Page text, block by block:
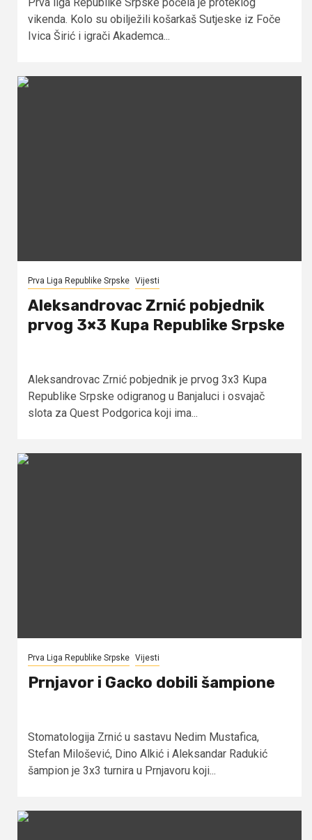
vikenda. Kolo su obilježili košarkaš Sutjeske iz Foče
Ivica Širić i igrači Akademca...
Prva Liga Republike Srpske Vijesti
Aleksandrovac Zrnić pobjednik
prvog 3×3 Kupa Republike Srpske
Aleksandrovac Zrnić pobjednik je prvog 3x3 Kupa
Republike Srpske odigranog u Banjaluci i osvajač
slota za Quest Podgorica koji ima...
Prva Liga Republike Srpske Vijesti
Prnjavor i Gacko dobili šampione
Stomatologija Zrnić u sastavu Nedim Mustafica,
Stefan Milošević, Dino Alkić i Aleksandar Radukić
šampion je 3x3 turnira u Prnjavoru koji...